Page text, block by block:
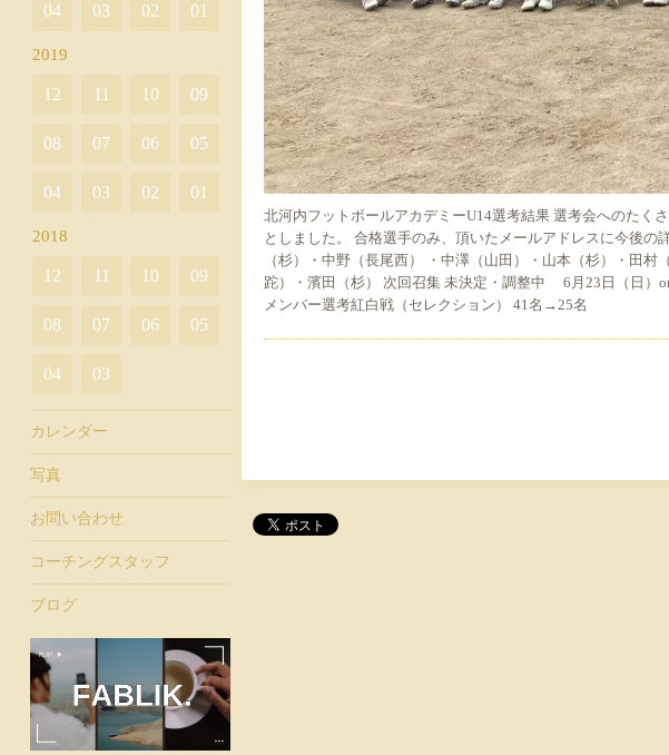
北河内フットボールアカデミーU14選考結果 選考会へのたく
としました。 合格選手のみ、頂いたメールアドレスに今後
（杉）・中野（長尾西） ・中澤（山田）・山本（杉）・田
跎）・濱田（杉） 次回召集 未決定・調整中 6月23日（日）
メンバー選考紅白戦（セレクション） 41名→25名
04 03 02 01
2019
12 11 10 09
08 07 06 05
04 03 02 01
2018
12 11 10 09
08 07 06 05
04 03
カレンダー
写真
お問い合わせ
コーチングスタッフ
ブログ